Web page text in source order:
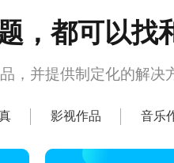
，都可以找
，并提供制定化的解决
影视作品 音乐